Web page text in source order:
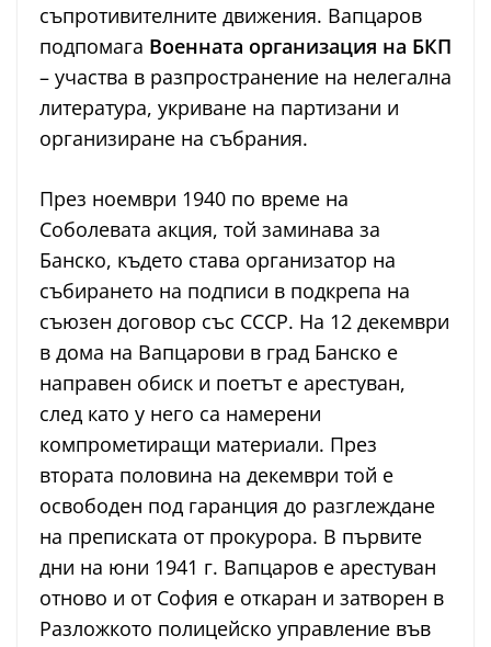
съпротивителните движения. Вапцаров
подпомага Военната организация на БКП
– участва в разпространение на нелегална
литература, укриване на партизани и
организиране на събрания.
През ноември 1940 по време на
Соболевата акция, той заминава за
Банско, където става организатор на
събирането на подписи в подкрепа на
съюзен договор със СССР. На 12 декември
в дома на Вапцарови в град Банско е
направен обиск и поетът е арестуван,
след като у него са намерени
компрометиращи материали. През
втората половина на декември той е
освободен под гаранция до разглеждане
на преписката от прокурора. В първите
дни на юни 1941 г. Вапцаров е арестуван
отново и от София е откаран и затворен в
Разложкото полицейско управление във